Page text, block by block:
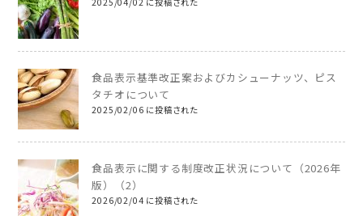
食品表示基準改正案およびカシューナッツ、ピス
タチオについて
2025/02/06 に投稿された
食品表示に関する制度改正状況について（2026年
版）（2）
2026/02/04 に投稿された